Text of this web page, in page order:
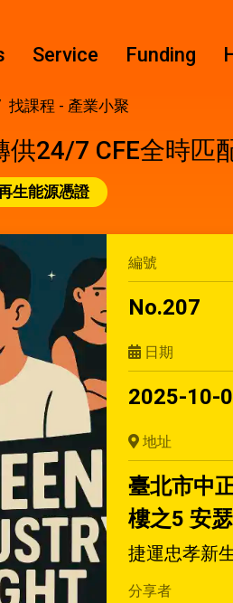
Service Funding
找課程 - 產業小聚
24/7 CFE全時匹
生能源憑證
編號
No.207
日期
2025-10-
地址
臺北市中
樓之5 安
捷運忠孝新
分享者